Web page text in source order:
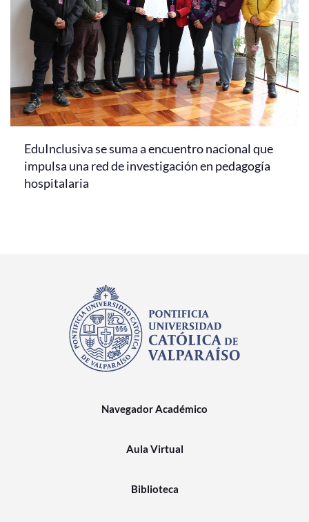
EduInclusiva se suma a encuentro nacional que
impulsa una red de investigación en pedagogía
hospitalaria
Navegador Académico
Aula Virtual
Biblioteca